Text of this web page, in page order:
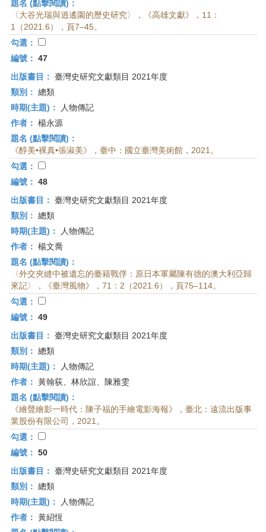
題名 (點擊閱讀)：
〈大谷光瑞與逍遙園的歷史研究〉，《高雄文獻》，11：
1（2021.6），頁7–45。
勾選：
編號： 47
出版書目： 臺灣史研究文獻類目 2021年度
類別： 總類
時期(主題)：
人物傳記
作者： 楊永源
題名 (點擊閱讀)：
《醇美•裸真•張淑美》，臺中：國立臺灣美術館，2021。
勾選：
編號： 48
出版書目： 臺灣史研究文獻類目 2021年度
類別： 總類
時期(主題)：
人物傳記
作者： 楊文喬
題名 (點擊閱讀)：
〈外交夾縫中被遺忘的臺籍戰俘：原日本軍屬陳有德的澳大利亞歸
來記〉，《臺灣風物》，71：2（2021.6），頁75–114。
勾選：
編號： 49
出版書目： 臺灣史研究文獻類目 2021年度
類別： 總類
時期(主題)：
人物傳記
作者： 黃翰荻、林欣誼、陳雅雯
題名 (點擊閱讀)：
《繪聲繪影一時代：陳子福的手繪電影海報》，臺北：遠流出版事
業股份有限公司，2021。
勾選：
編號： 50
出版書目： 臺灣史研究文獻類目 2021年度
類別： 總類
時期(主題)：
人物傳記
作者： 黃紹恆